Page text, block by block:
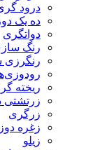
درود
ده یک
دواتگری
رنگ
رنگرزی
ریخته
زرتشتی
زرگری
زغره
زیلو